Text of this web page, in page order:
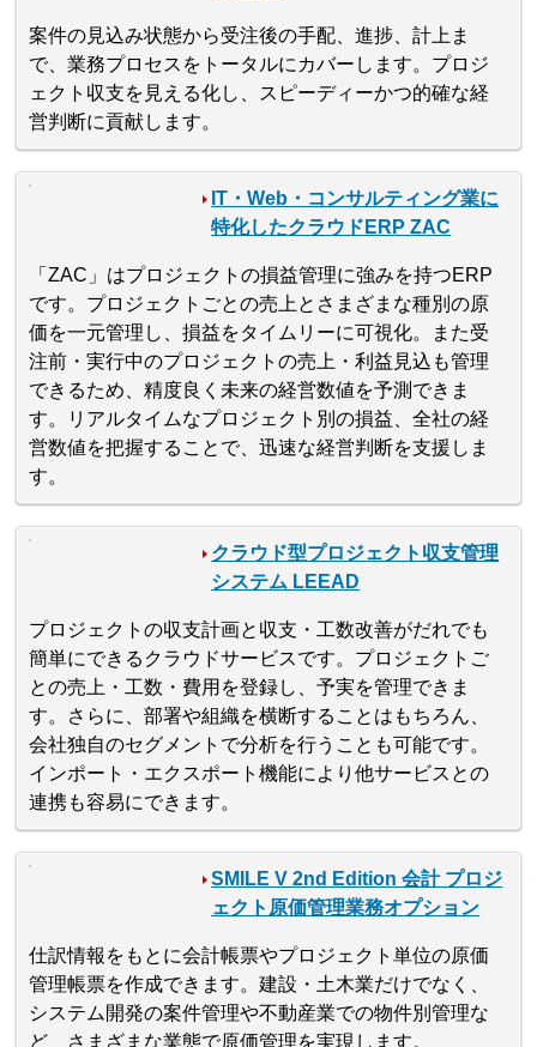
案件の見込み状態から受注後の手配、進捗、計上ま
で、業務プロセスをトータルにカバーします。プロジ
ェクト収支を見える化し、スピーディーかつ的確な経
営判断に貢献します。
IT・Web・コンサルティング業に
特化したクラウドERP ZAC
「ZAC」はプロジェクトの損益管理に強みを持つERP
です。プロジェクトごとの売上とさまざまな種別の原
価を一元管理し、損益をタイムリーに可視化。また受
注前・実行中のプロジェクトの売上・利益見込も管理
できるため、精度良く未来の経営数値を予測できま
す。リアルタイムなプロジェクト別の損益、全社の経
営数値を把握することで、迅速な経営判断を支援しま
す。
クラウド型プロジェクト収支管理
システム LEEAD
プロジェクトの収支計画と収支・工数改善がだれでも
簡単にできるクラウドサービスです。プロジェクトご
との売上・工数・費用を登録し、予実を管理できま
す。さらに、部署や組織を横断することはもちろん、
会社独自のセグメントで分析を行うことも可能です。
インポート・エクスポート機能により他サービスとの
連携も容易にできます。
SMILE V 2nd Edition 会計 プロジ
ェクト原価管理業務オプション
仕訳情報をもとに会計帳票やプロジェクト単位の原価
管理帳票を作成できます。建設・土木業だけでなく、
システム開発の案件管理や不動産業での物件別管理な
ど、さまざまな業態で原価管理を実現します。